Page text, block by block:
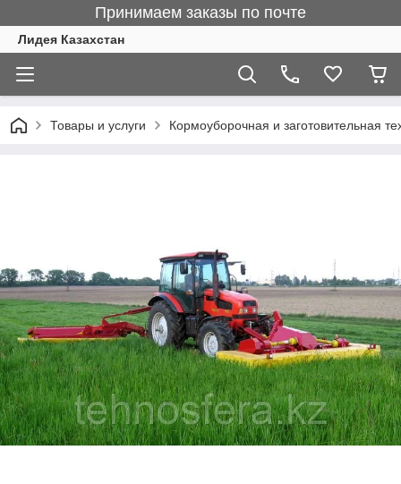
Принимаем заказы по почте
Лидея Казахстан
Товары и услуги Кормоуборочная и заготовительная